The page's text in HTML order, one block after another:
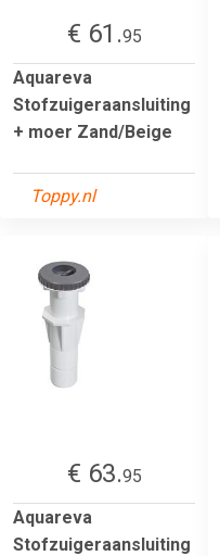
€ 61.95
Aquareva
Stofzuigeraansluiting
+ moer Zand/Beige
Toppy.nl
€ 63.95
Aquareva
Stofzuigeraansluiting